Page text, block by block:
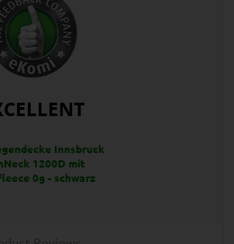
Innsbruck
1200D mit
0g - schwarz